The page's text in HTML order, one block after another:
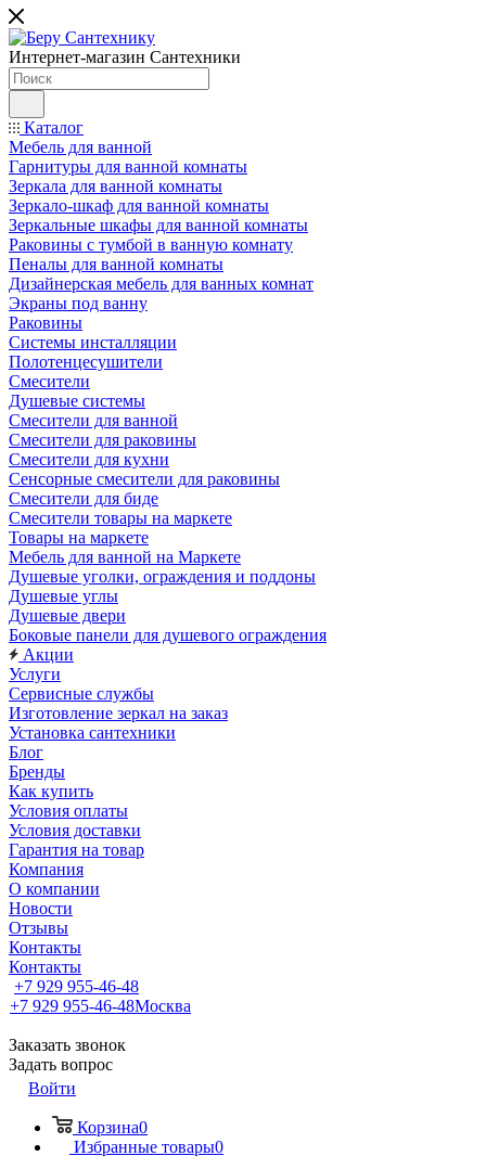
Интернет-магазин Сантехники
Каталог
Мебель для ванной
Гарнитуры для ванной комнаты
Зеркала для ванной комнаты
Зеркало-шкаф для ванной комнаты
Зеркальные шкафы для ванной комнаты
Раковины с тумбой в ванную комнату
Пеналы для ванной комнаты
Дизайнерская мебель для ванных комнат
Экраны под ванну
Раковины
Системы инсталляции
Полотенцесушители
Смесители
Душевые системы
Смесители для ванной
Смесители для раковины
Смесители для кухни
Сенсорные смесители для раковины
Смесители для биде
Смесители товары на маркете
Товары на маркете
Мебель для ванной на Маркете
Душевые уголки, ограждения и поддоны
Душевые углы
Душевые двери
Боковые панели для душевого ограждения
Акции
Услуги
Сервисные службы
Изготовление зеркал на заказ
Установка сантехники
Блог
Бренды
Как купить
Условия оплаты
Условия доставки
Гарантия на товар
Компания
О компании
Новости
Отзывы
Контакты
Контакты
+7 929 955-46-48
+7 929 955-46-48Москва
Заказать звонок
Задать вопрос
Войти
Корзина0
Избранные товары0